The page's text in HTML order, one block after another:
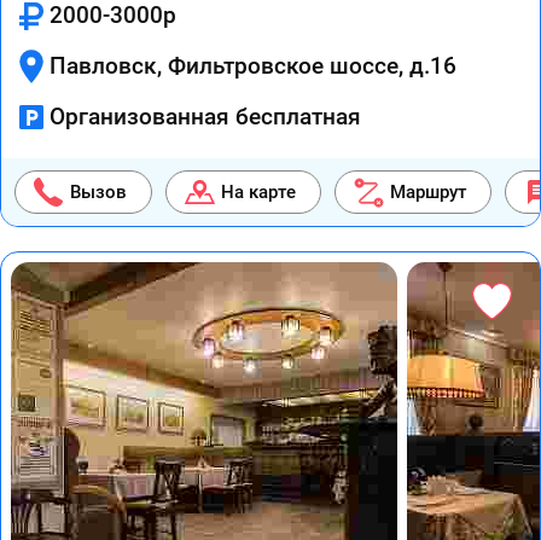
2000-3000р
Павловск, Фильтровское шоссе, д.16
Организованная бесплатная
Вызов На карте Маршрут